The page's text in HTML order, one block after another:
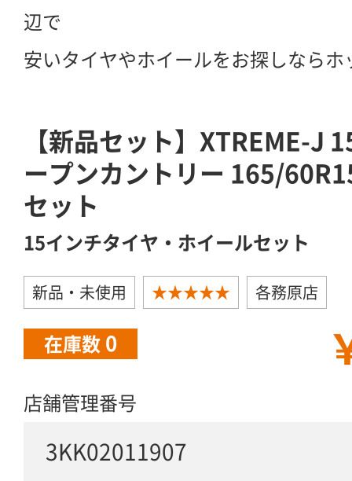
辺で
安いタイヤやホイールをお探しなら
【新品セット】XTREME-J
ープンカントリー 165/
セット
15インチタイヤ・ホイールセット
新品・未使用 ★★★★★ 各務原店
在庫数 0
店舗管理番号
3KK02011907